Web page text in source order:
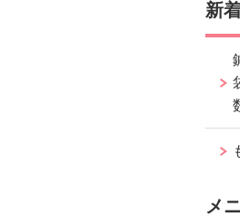
新
メ